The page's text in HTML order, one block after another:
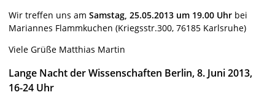
Wir treffen uns am Samstag, 25.05.2013 um 19.00 Uhr bei
Mariannes Flammkuchen (Kriegsstr.300, 76185 Karlsruhe)
Viele Grüße Matthias Martin
Lange Nacht der Wissenschaften Berlin, 8. Juni 2013,
16-24 Uhr